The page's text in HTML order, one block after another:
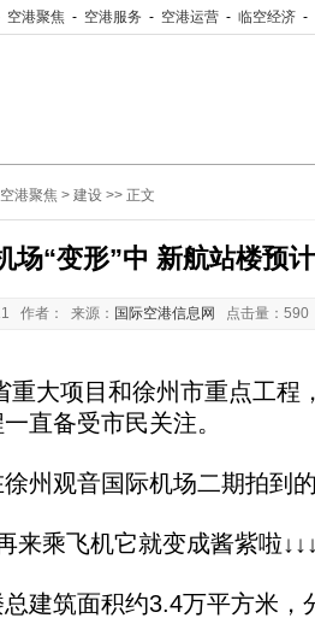
空港聚焦 - 空港服务 - 空港运营 - 临空经济 -
空港聚焦 > 建设 >> 正文
场“变形”中 新航站楼预
作者： 来源： 国际空港信息网 点击量：
项目和徐州市重点工程
直备受市民关注。
观音国际机场二期拍到的
乘飞机它就变成酱紫啦
筑面积约3.4万平方米，